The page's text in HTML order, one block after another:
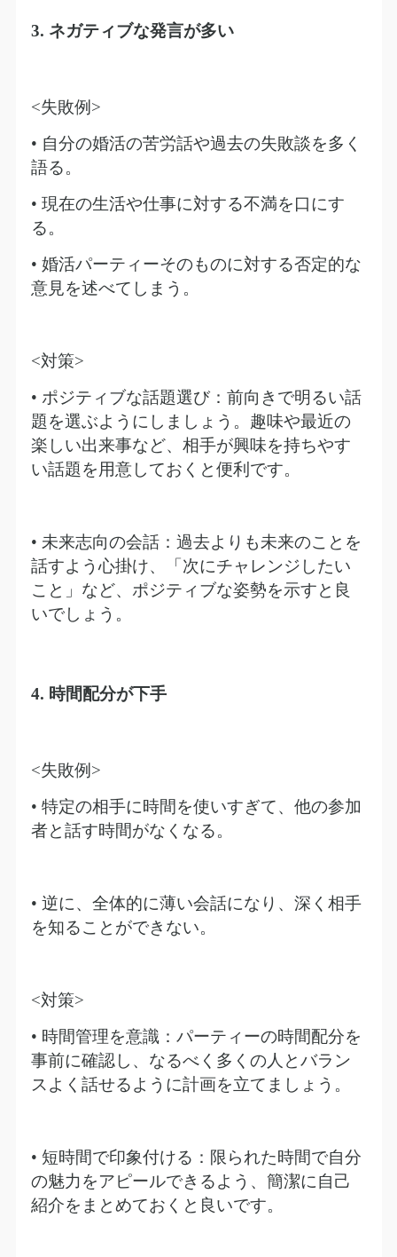
3. ネガティブな発言が多い
<失敗例>
• 自分の婚活の苦労話や過去の失敗談を多く
語る。
• 現在の生活や仕事に対する不満を口にす
る。
• 婚活パーティーそのものに対する否定的な
意見を述べてしまう。
<対策>
• ポジティブな話題選び：前向きで明るい話
題を選ぶようにしましょう。趣味や最近の
楽しい出来事など、相手が興味を持ちやす
い話題を用意しておくと便利です。
• 未来志向の会話：過去よりも未来のことを
話すよう心掛け、「次にチャレンジしたい
こと」など、ポジティブな姿勢を示すと良
いでしょう。
4. 時間配分が下手
<失敗例>
• 特定の相手に時間を使いすぎて、他の参加
者と話す時間がなくなる。
• 逆に、全体的に薄い会話になり、深く相手
を知ることができない。
<対策>
• 時間管理を意識：パーティーの時間配分を
事前に確認し、なるべく多くの人とバラン
スよく話せるように計画を立てましょう。
• 短時間で印象付ける：限られた時間で自分
の魅力をアピールできるよう、簡潔に自己
紹介をまとめておくと良いです。